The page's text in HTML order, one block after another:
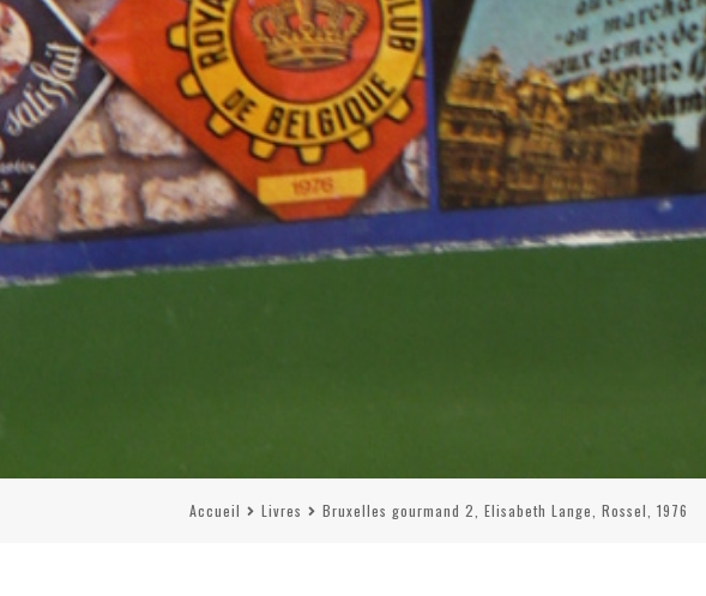
Accueil Livres Bruxelles gourmand 2, Elisabeth Lange, Rossel, 1976